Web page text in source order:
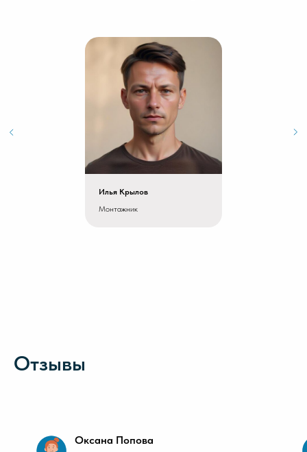
Илья Крылов
Монтажник
Отзывы
Оксана Попова